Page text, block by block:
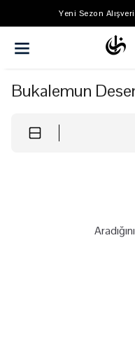
Yeni Sezon
Bukalemun